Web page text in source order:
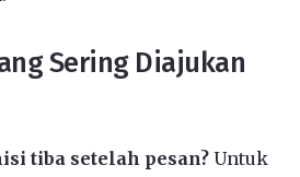
Sering Diajukan
tiba setelah pesan? Untuk